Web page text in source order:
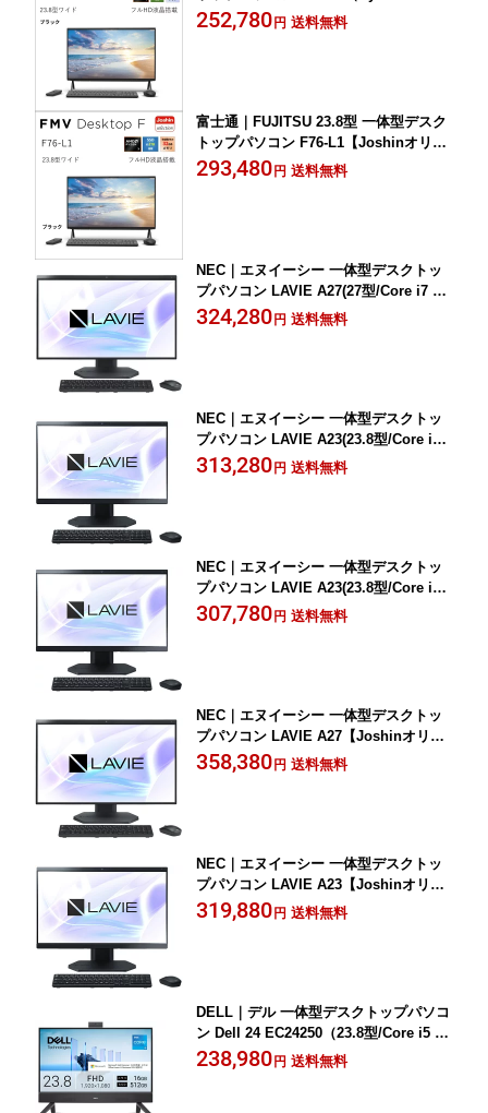
メモリ 16GB/SSD 512GB/DVD/Office）
(ブラック) FMVF75L1BA
252,780円 送料無料
富士通｜FUJITSU 23.8型 一体型デスク
トップパソコン F76-L1【Joshinオリジ
ナル】（Ryzen 7 250/メモリ 32GB/SS
D 1TB/DVD/Office） FMVF76L1BZ
293,480円 送料無料
NEC｜エヌイーシー 一体型デスクトッ
プパソコン LAVIE A27(27型/Core i7 13
55U/メモリ 16GB/SSD 512GB/DVD/Offi
ce)ファインブラック PC-A2795LAB-B
324,280円 送料無料
NEC｜エヌイーシー 一体型デスクトッ
プパソコン LAVIE A23(23.8型/Core i7 1
355U/メモリ 16GB/SSD 512GB/DVD/Of
fice)ファインブラック PC-A2375LAB-B
313,280円 送料無料
NEC｜エヌイーシー 一体型デスクトッ
プパソコン LAVIE A23(23.8型/Core i5 1
335U/メモリ 16GB/SSD 512GB/DVD/Of
fice)ファインブラック PC-A2355LAB-B
307,780円 送料無料
NEC｜エヌイーシー 一体型デスクトッ
プパソコン LAVIE A27【Joshinオリジ
ナル】(27型/Core i7 1355U/メモリ 16G
B/SSD 1TB/DVD/Office)ファインブラッ
358,380円 送料無料
NEC｜エヌイーシー 一体型デスクトッ
プパソコン LAVIE A23【Joshinオリジ
ナル】(23.8型/Core i5 1335U/メモリ 16
GB/SSD 1TB/DVD/Office)ファインブラ
319,880円 送料無料
DELL｜デル 一体型デスクトップパソコ
ン Dell 24 EC24250（23.8型/Core i5 13
34U/メモリ 16GB/SSD 512GB/DVD/Offi
ce）(ダークシャドウグレー) AD47-GHM
238,980円 送料無料